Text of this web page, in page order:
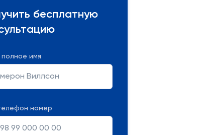
бесплатную
имя
номер